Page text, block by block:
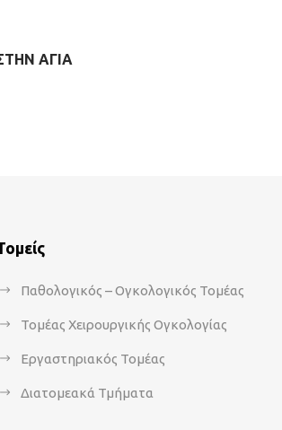
ΑΓΙΑ
Παθολογικός – Ογκολογικός Τομέας
Τομέας Χειρουργικής Ογκολογίας
Εργαστηριακός Τομέας
Διατομεακά Τμήματα